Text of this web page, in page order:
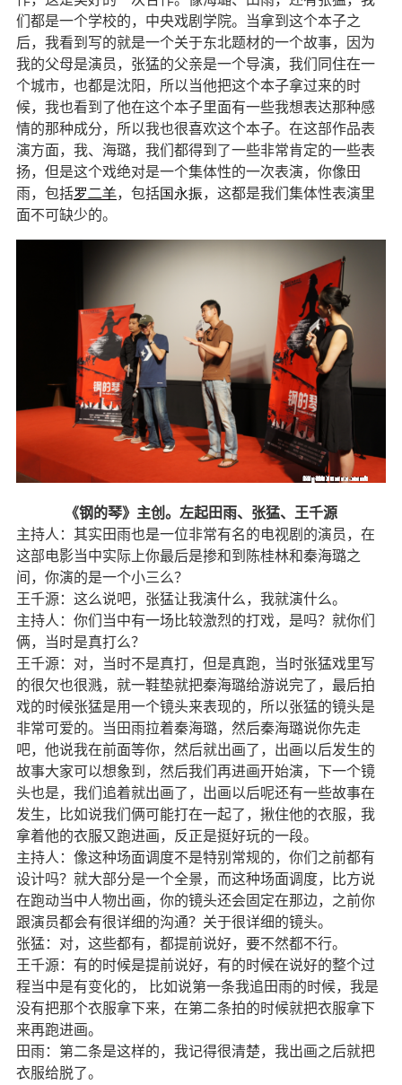
们都是一个学校的，中央戏剧学院。当拿到这个本子之
后，我看到写的就是一个关于东北题材的一个故事，因为
我的父母是演员，张猛的父亲是一个导演，我们同住在一
个城市，也都是沈阳，所以当他把这个本子拿过来的时
候，我也看到了他在这个本子里面有一些我想表达那种感
情的那种成分，所以我也很喜欢这个本子。在这部作品表
演方面，我、海璐，我们都得到了一些非常肯定的一些表
扬，但是这个戏绝对是一个集体性的一次表演，你像田
雨，包括罗二羊，包括国永振，这都是我们集体性表演里
面不可缺少的。
《钢的琴》主创。左起田雨、张猛、王千源
主持人：其实田雨也是一位非常有名的电视剧的演员，在
这部电影当中实际上你最后是掺和到陈桂林和秦海璐之
间，你演的是一个小三么？
王千源：这么说吧，张猛让我演什么，我就演什么。
主持人：你们当中有一场比较激烈的打戏，是吗？就你们
俩，当时是真打么？
王千源：对，当时不是真打，但是真跑，当时张猛戏里写
的很欠也很溅，就一鞋垫就把秦海璐给游说完了，最后拍
戏的时候张猛是用一个镜头来表现的，所以张猛的镜头是
非常可爱的。当田雨拉着秦海璐，然后秦海璐说你先走
吧，他说我在前面等你，然后就出画了，出画以后发生的
故事大家可以想象到，然后我们再进画开始演，下一个镜
头也是，我们追着就出画了，出画以后呢还有一些故事在
发生，比如说我们俩可能打在一起了，揪住他的衣服，我
拿着他的衣服又跑进画，反正是挺好玩的一段。
主持人：像这种场面调度不是特别常规的，你们之前都有
设计吗？就大部分是一个全景，而这种场面调度，比方说
在跑动当中人物出画，你的镜头还会固定在那边，之前你
跟演员都会有很详细的沟通？关于很详细的镜头。
张猛：对，这些都有，都提前说好，要不然都不行。
王千源：有的时候是提前说好，有的时候在说好的整个过
程当中是有变化的，
比如说第一条我追田雨的时候，我是
没有把那个衣服拿下来，在第二条拍的时候就把衣服拿下
来再跑进画。
田雨：第二条是这样的，我记得很清楚，我出画之后就把
衣服给脱了。